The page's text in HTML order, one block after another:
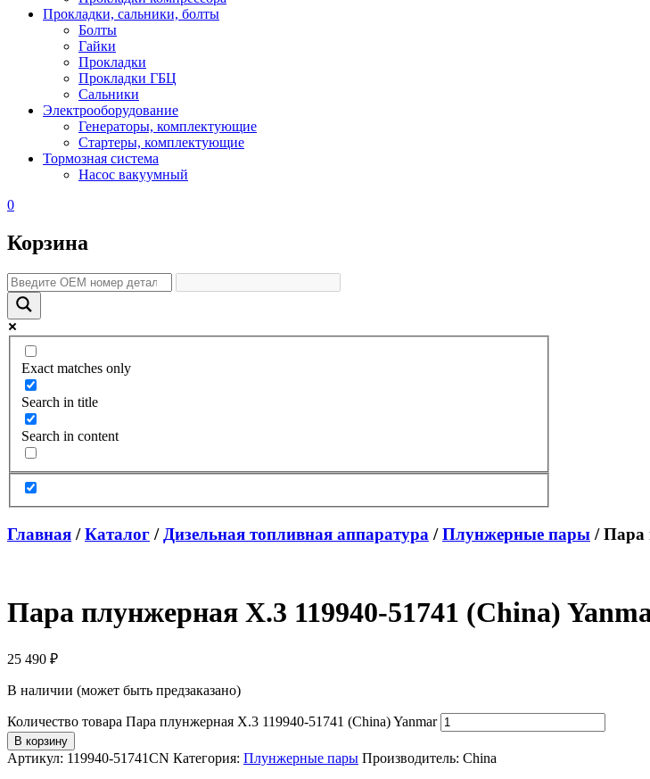
Прокладки, сальники, болты
Болты
Гайки
Прокладки
Прокладки ГБЦ
Сальники
Электрооборудование
Генераторы, комплектующие
Стартеры, комплектующие
Тормозная система
Насос вакуумный
0
Корзина
Exact matches only
Search in title
Search in content
Главная /Каталог / Дизельная топливная аппаратура /Плунжерные пары / Пара
Пара плунжерная X.3 119940-51741 (China)
25 490 ₽
В наличии (может быть предзаказано)
Количество товара Пара плунжерная X.3 119940-51741 (China) Yanmar
В корзину
Артикул: 119940-51741CN Категория: Плунжерные пары Производитель: China